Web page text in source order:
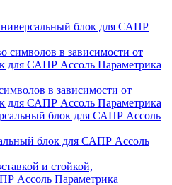
блок для САПР
в зависимости от
для САПР Ассоль Параметрика
блок для САПР Ассоль